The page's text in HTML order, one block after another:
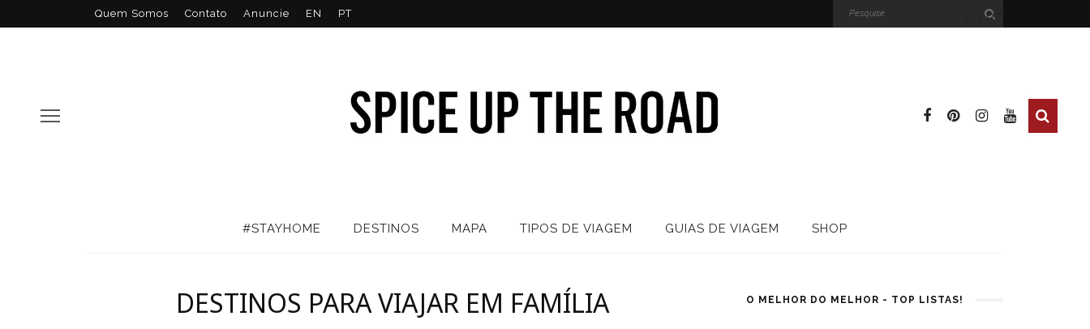
Quem Somos Contato Anuncie EN PT
#STAYHOME DESTINOS MAPA TIPOS DE VIAGEM GUIAS DE VIAGEM SHOP
DESTINOS PARA VIAJAR EM FAMÍLIA O MELHOR DO MELHOR - TOP LISTAS!
PT